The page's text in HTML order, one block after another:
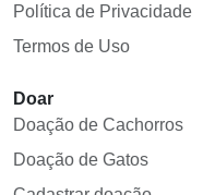
Política de Privacidade
Termos de Uso
Doar
Doação de Cachorros
Doação de Gatos